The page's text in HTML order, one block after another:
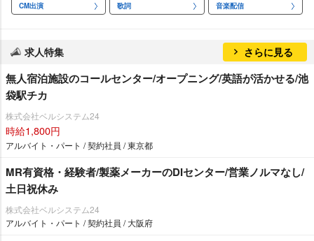
CM出演 歌詞 音楽配信
求人特集 さらに見る
無人宿泊施設のコールセンター/オープニング/英語が活かせる/池
袋駅チカ
株式会社ベルシステム24
時給1,800円
アルバイト・パート / 契約社員 / 東京都
MR有資格・経験者/製薬メーカーのDIセンター/営業ノルマなし/
土日祝休み
株式会社ベルシステム24
アルバイト・パート / 契約社員 / 大阪府